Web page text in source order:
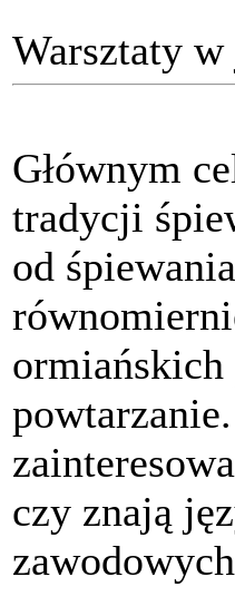
Warsztaty
Głównym
tradycji
od
ormiańskich
czy znają